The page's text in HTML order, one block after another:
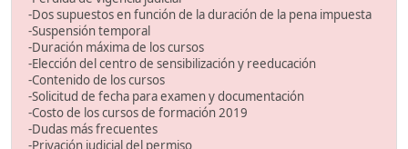
-Dos supuestos en función de la duración de la pena impuesta
-Suspensión temporal
-Duración máxima de los cursos
-Elección del centro de sensibilización y reeducación
-Contenido de los cursos
-Solicitud de fecha para examen y documentación
-Costo de los cursos de formación 2019
-Dudas más frecuentes